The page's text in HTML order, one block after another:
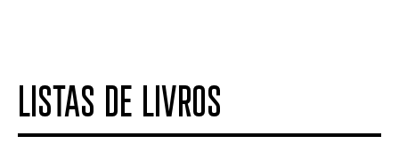
LISTAS DE LIVROS